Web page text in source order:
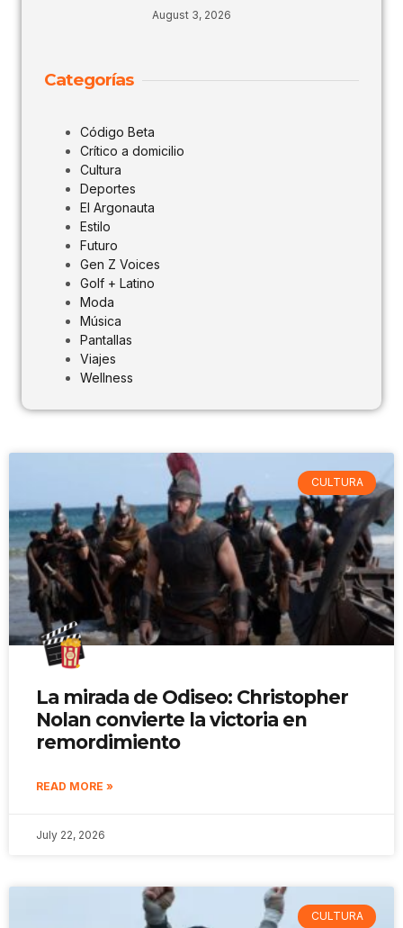
August 3, 2026
Categorías
Código Beta
Crítico a domicilio
Cultura
Deportes
El Argonauta
Estilo
Futuro
Gen Z Voices
Golf + Latino
Moda
Música
Pantallas
Viajes
Wellness
CULTURA
La mirada de Odiseo: Christopher
Nolan convierte la victoria en
remordimiento
READ MORE »
July 22, 2026
CULTURA